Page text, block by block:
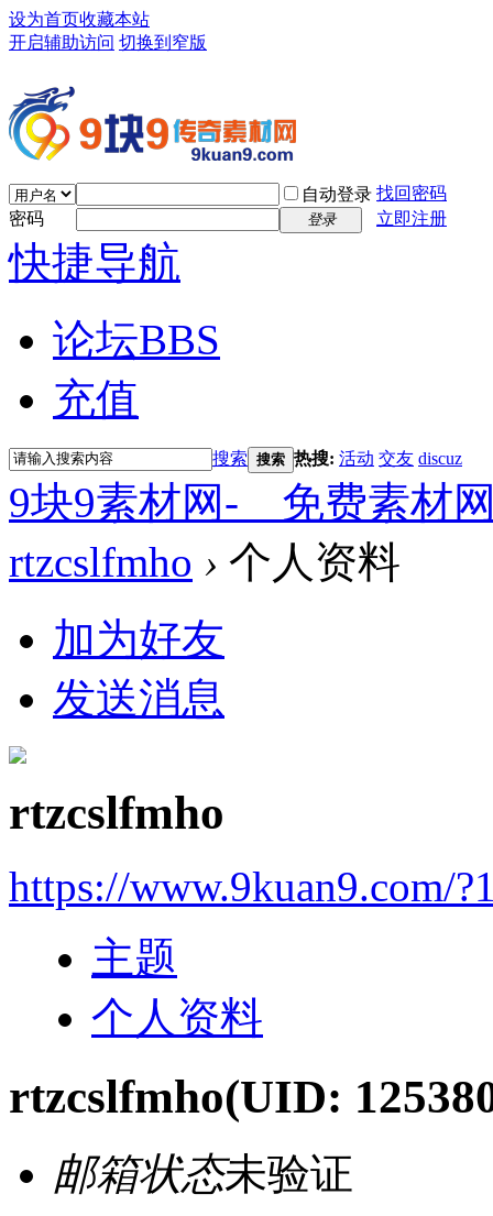
设为首页收藏本站
开启辅助访问 切换到窄版
自动登录 找回密码
密码
登录 立即注册
快捷导航
论坛BBS
充值
搜索 搜索 热搜: 活动 交友 discuz
9块9素材网-＿免费素材
rtzcslfmho › 个人资料
加为好友
发送消息
rtzcslfmho
https://www.9kuan9.com/
主题
个人资料
rtzcslfmho(UID:
邮箱状态未验证